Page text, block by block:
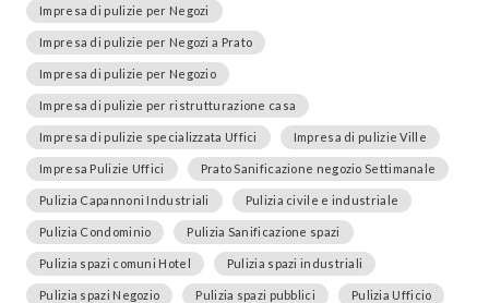
Impresa di pulizie per Negozi
Impresa di pulizie per Negozi a Prato
Impresa di pulizie per Negozio
Impresa di pulizie per ristrutturazione casa
Impresa di pulizie specializzata Uffici Impresa di pulizie Ville
Impresa Pulizie Uffici Prato Sanificazione negozio Settimanale
Pulizia Capannoni Industriali Pulizia civile e industriale
Pulizia Condominio Pulizia Sanificazione spazi
Pulizia spazi comuni Hotel Pulizia spazi industriali
Pulizia spazi Negozio Pulizia spazi pubblici Pulizia Ufficio